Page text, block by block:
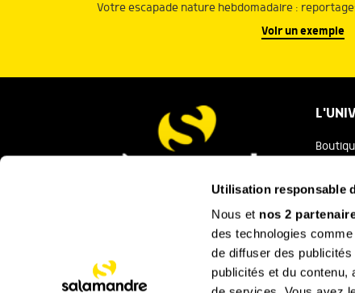
Utilisation responsable
Nous et nos 2
des technologies
de diffuser des
publicités et du contenu,
Votre escapade nature hebdomadaire :
Voir un exemple
La